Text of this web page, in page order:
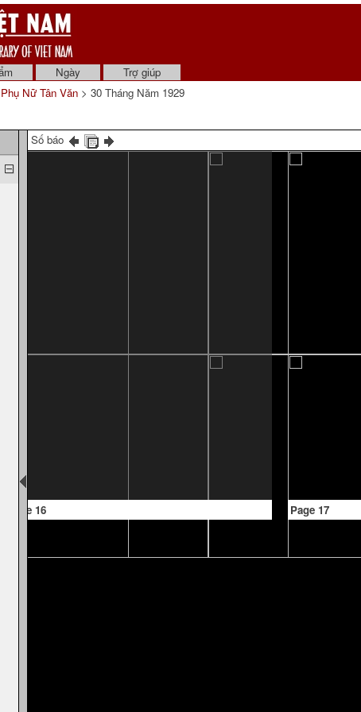
Ngày
Trợ giúp
Phụ Nữ Tân Văn > 30 Tháng Năm 1929
Số báo
Page 17
Page 16